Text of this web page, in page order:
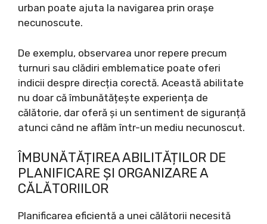
urban poate ajuta la navigarea prin orașe
necunoscute.
De exemplu, observarea unor repere precum
turnuri sau clădiri emblematice poate oferi
indicii despre direcția corectă. Această abilitate
nu doar că îmbunătățește experiența de
călătorie, dar oferă și un sentiment de siguranță
atunci când ne aflăm într-un mediu necunoscut.
ÎMBUNĂTĂȚIREA ABILITĂȚILOR DE
PLANIFICARE ȘI ORGANIZARE A
CĂLĂTORIILOR
Planificarea eficientă a unei călătorii necesită